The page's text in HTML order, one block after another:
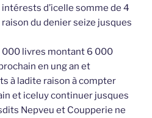
d’icelle somme de 4
du denier seize jusques
000 livres montant 6 000
en ung an et
à ladite raison à compter
et iceluy continuer jusques
Nepveu et Coupperie ne